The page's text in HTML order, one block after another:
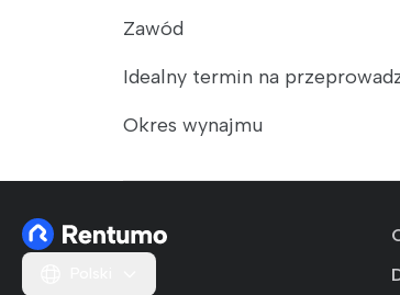
Zawód
Idealny termin na
Okres wynajmu